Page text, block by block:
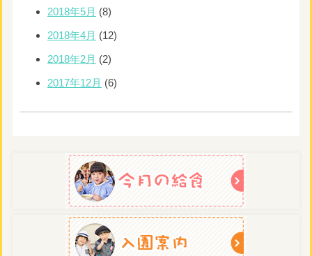
2018年5月 (8)
2018年4月 (12)
2018年2月 (2)
2017年12月 (6)